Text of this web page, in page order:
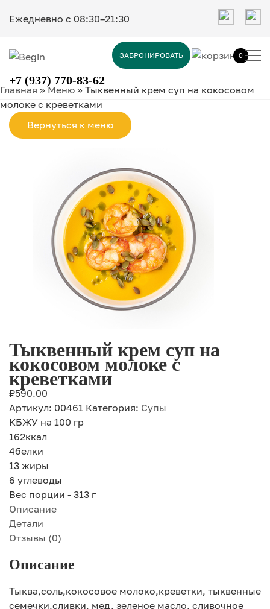
Ежедневно c 08:30–21:30
ЗАБРОНИРОВАТЬ 0
+7 (937) 770-83-62
Главная »Меню » Тыквенный крем суп на кокосовом
молоке с креветками
Вернуться к меню
Тыквенный крем суп на
кокосовом молоке с
креветками
₽590.00
Артикул: 00461 Категория: Супы
КБЖУ на 100 гр
162ккал
4белки
13 жиры
6 углеводы
Вес порции - 313 г
Описание
Детали
Отзывы (0)
Описание
Тыква,соль,кокосовое молоко,креветки, тыквенные
семечки,сливки, мед, зеленое масло, сливочное